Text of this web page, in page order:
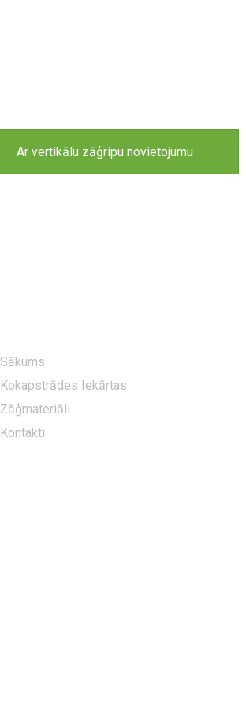
Ar vertikālu zāģripu novietojumu
Sākums
Kokapstrādes Iekārtas
Zāģmateriāli
Kontakti